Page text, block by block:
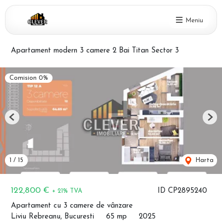
Meniu
Apartament modern 3 camere 2 Bai Titan Sector 3
ID CP2895240
122,800 € + 21% TVA
Apartament cu 3 camere de vânzare
Liviu Rebreanu, Bucuresti
65 mp 2025
Comision 0%
1 / 15 Harta
Previous